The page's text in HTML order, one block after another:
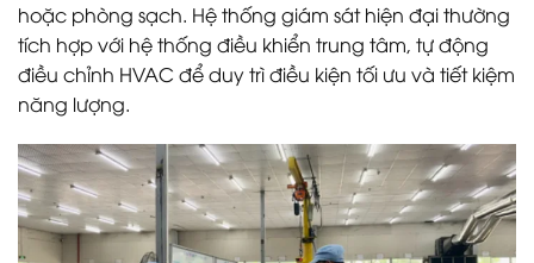
hoặc phòng sạch. Hệ thống giám sát hiện đại thường
tích hợp với hệ thống điều khiển trung tâm, tự động
điều chỉnh HVAC để duy trì điều kiện tối ưu và tiết kiệm
năng lượng.